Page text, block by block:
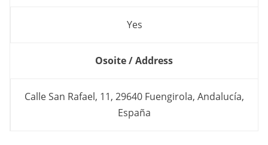
Yes
Osoite / Address
Calle San Rafael, 11, 29640 Fuengirola, Andalucía,
España